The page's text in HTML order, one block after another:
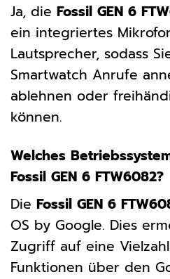
Ja, die Fossil GEN 6
ein integriertes
Lautsprecher, sodass
Smartwatch Anrufe
ablehnen oder
können.
Welches
Fossil GEN 6 FTW6082?
Die Fossil GEN 6
OS by Google. Dies
Zugriff auf eine
Funktionen über den